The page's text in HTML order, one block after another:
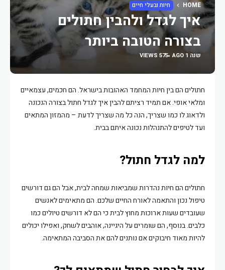
HOME חיות ובעלי חיים
איך לגדל ולהבין חתולים
בצורה הטובה ביותר
שנה 1 AGO 575 VIEWS
חתולים הם בין חיות המחמד האהובות בישראל. הם חכמים, עצמאיים
ומלאי אופי. אם תמיד רציתם להבין איך לגדל חתול בצורה הנכונה
ולדאוג לו כמו שצריך, הנה כל מה שצריך לדעת – מהמזון המתאים
ועד לטיפים להתנהלות נכונה איתם בבית.
למה לגדל חתול?
חתולים הם חיות נהדרות שמביאות שמחה לבית, אבל הם גם דורשים
טיפול נכון והתאמה לאורח החיים שלכם. הם מתאימים לאנשים
שעובדים שעות ארוכות מחוץ לבית כי הם לא דורשים טיולים כמו
כלבים. בנוסף, הם שומרים על היגיינה, אוהבים לשחק, ואפילו יכולים
להיות מאוד חיבוקים אם נותנים להם את הסביבה המתאימה.